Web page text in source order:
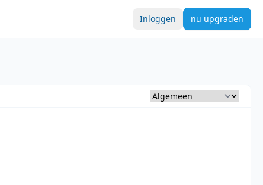
Inloggen nu upgraden